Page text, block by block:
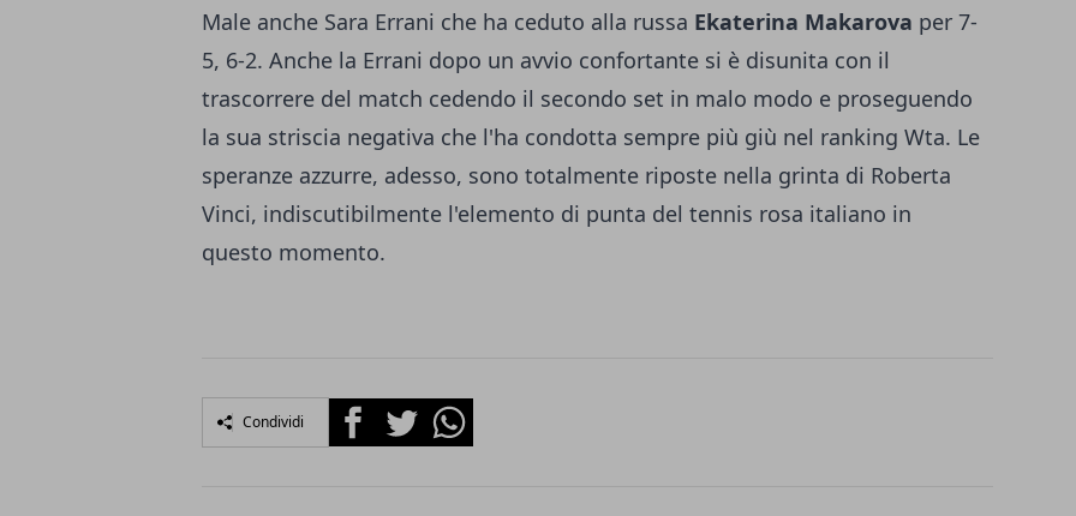
Male anche Sara Errani che ha ceduto alla russa Ekaterina Makarova per 7-
5, 6-2. Anche la Errani dopo un avvio confortante si è disunita con il
trascorrere del match cedendo il secondo set in malo modo e proseguendo
la sua striscia negativa che l'ha condotta sempre più giù nel ranking Wta. Le
speranze azzurre, adesso, sono totalmente riposte nella grinta di Roberta
Vinci, indiscutibilmente l'elemento di punta del tennis rosa italiano in
questo momento.
Condividi FacebookTwitterWhatsapp